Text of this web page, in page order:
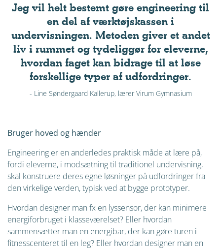
Jeg vil helt bestemt gøre engineering til
en del af værktøjskassen i
undervisningen. Metoden giver et andet
liv i rummet og tydeliggør for eleverne,
hvordan faget kan bidrage til at løse
forskellige typer af udfordringer.
- Line Søndergaard Kallerup, lærer Virum Gymnasium
Bruger hoved og hænder
Engineering er en anderledes praktisk måde at lære på,
fordi eleverne, i modsætning til traditionel undervisning,
skal konstruere deres egne løsninger på udfordringer fra
den virkelige verden, typisk ved at bygge prototyper.
Hvordan designer man fx en lyssensor, der kan minimere
energiforbruget i klasseværelset? Eller hvordan
sammensætter man en energibar, der kan gøre turen i
fitnesscenteret til en leg? Eller hvordan designer man en